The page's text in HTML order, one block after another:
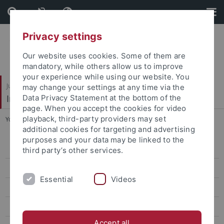
Skip
to
content
Skip
to
footer
Juristische Fakultät
Institut für Kriminologie
You are here: Startseite ... Anfahrt
Institutsbroschüre
Mailinglisten
Privacy settings
Our website uses cookies. Some of them are
mandatory, while others allow us to improve
your experience while using our website. You
may change your settings at any time via the
Data Privacy Statement at the bottom of the
page. When you accept the cookies for video
playback, third-party providers may set
additional cookies for targeting and advertising
purposes and your data may be linked to the
third party’s other services.
Essential Videos